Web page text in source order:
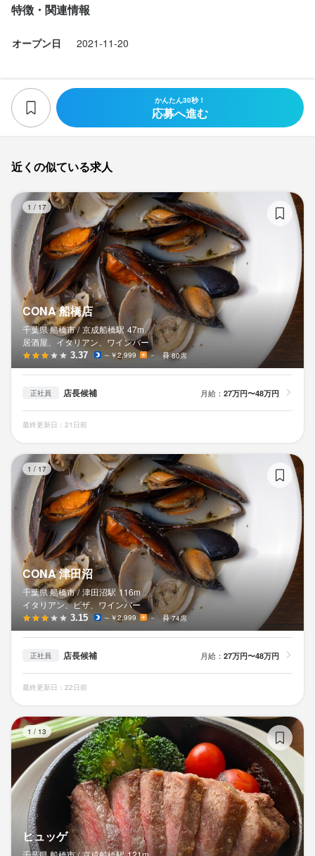
特徴・関連情報
オープン日 2021-11-20
かんたん30秒！
応募へ進む
近くの似ている求人
1 / 17
CONA 船橋店
千葉県 船橋市 / 京成船橋駅 47m
居酒屋、イタリアン、ワインバー
3.37 ～￥2,999 － 80席
正社員 店長候補 月給： 27万円〜48万円
最終更新日：21日前
1 / 17
CONA 津田沼
千葉県 船橋市 / 津田沼駅 116m
イタリアン、ピザ、ワインバー
3.15 ～￥2,999 － 74席
正社員 店長候補 月給： 27万円〜48万円
最終更新日：22日前
1 / 13
ヒュッゲ